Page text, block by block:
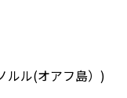
ルル(オアフ島）)